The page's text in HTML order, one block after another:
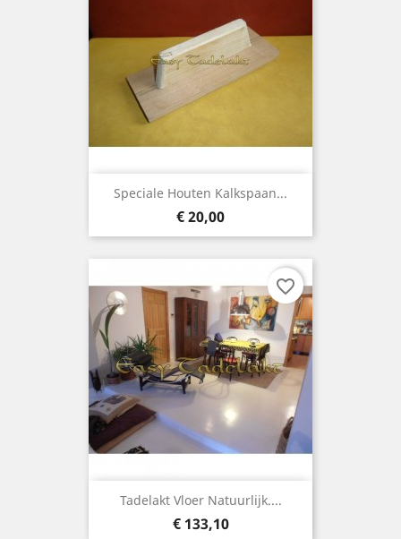
Speciale Houten Kalkspaan...
Prijs
€ 20,00
Tadelakt Vloer Natuurlijk....
Prijs
€ 133,10
favorite_border